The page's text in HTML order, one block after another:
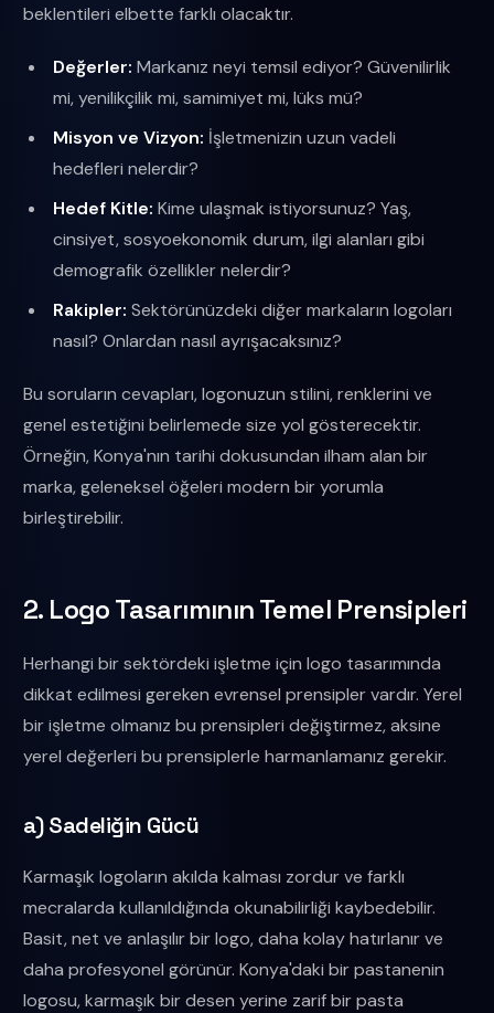
beklentileri elbette farklı olacaktır.
Değerler: Markanız neyi temsil ediyor? Güvenilirlik
mi, yenilikçilik mi, samimiyet mi, lüks mü?
Misyon ve Vizyon: İşletmenizin uzun vadeli
hedefleri nelerdir?
Hedef Kitle: Kime ulaşmak istiyorsunuz? Yaş,
cinsiyet, sosyoekonomik durum, ilgi alanları gibi
demografik özellikler nelerdir?
Rakipler: Sektörünüzdeki diğer markaların logoları
nasıl? Onlardan nasıl ayrışacaksınız?
Bu soruların cevapları, logonuzun stilini, renklerini ve
genel estetiğini belirlemede size yol gösterecektir.
Örneğin, Konya'nın tarihi dokusundan ilham alan bir
marka, geleneksel öğeleri modern bir yorumla
birleştirebilir.
2. Logo Tasarımının Temel Prensipleri
Herhangi bir sektördeki işletme için logo tasarımında
dikkat edilmesi gereken evrensel prensipler vardır. Yerel
bir işletme olmanız bu prensipleri değiştirmez, aksine
yerel değerleri bu prensiplerle harmanlamanız gerekir.
a) Sadeliğin Gücü
Karmaşık logoların akılda kalması zordur ve farklı
mecralarda kullanıldığında okunabilirliği kaybedebilir.
Basit, net ve anlaşılır bir logo, daha kolay hatırlanır ve
daha profesyonel görünür. Konya'daki bir pastanenin
logosu, karmaşık bir desen yerine zarif bir pasta